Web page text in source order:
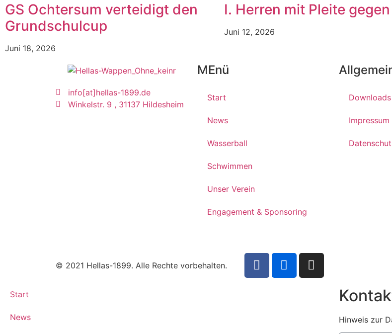
GS Ochtersum verteidigt den
Grundschulcup
Juni 18, 2026
I. Herren mit Pleite gegen
Juni 12, 2026
info[at]hellas-1899.de
Winkelstr. 9 , 31137 Hildesheim
MEnü
Start
News
Wasserball
Schwimmen
Unser Verein
Engagement & Sponsoring
Downloads
Impressum
© 2021 Hellas-1899. Alle Rechte vorbehalten.
Start
News Hinweis zur